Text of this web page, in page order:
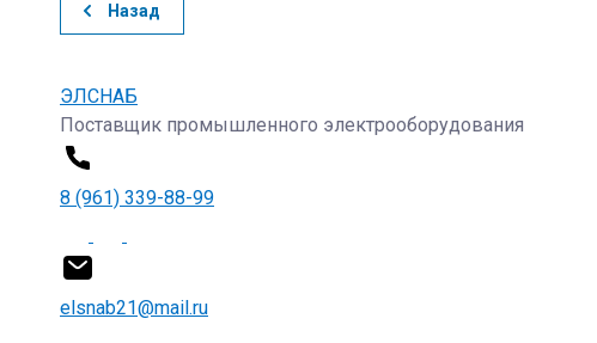
Назад
ЭЛСНАБ
Поставщик промышленного электрооборудования
8 (961) 339-88-99
elsnab21@mail.ru